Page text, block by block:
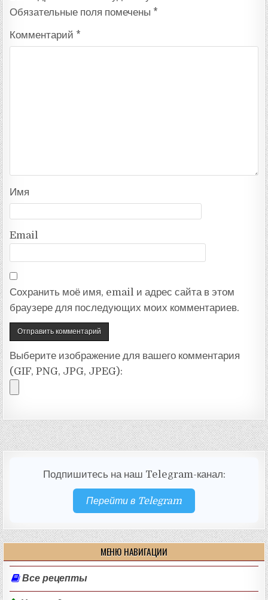
Обязательные поля помечены *
Комментарий *
Имя
Email
Сохранить моё имя, email и адрес сайта в этом
браузере для последующих моих комментариев.
Выберите изображение для вашего комментария
(GIF, PNG, JPG, JPEG):
Подпишитесь на наш Telegram-канал:
Перейти в Telegram
МЕНЮ НАВИГАЦИИ
Все рецепты